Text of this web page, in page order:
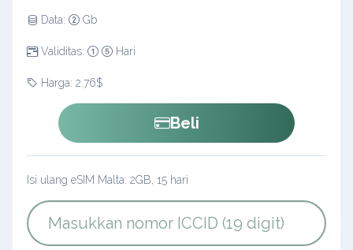
Data: Gb
Validitas: Hari
Harga: 2.76$
Beli
Isi ulang eSIM Malta: 2GB, 15 hari